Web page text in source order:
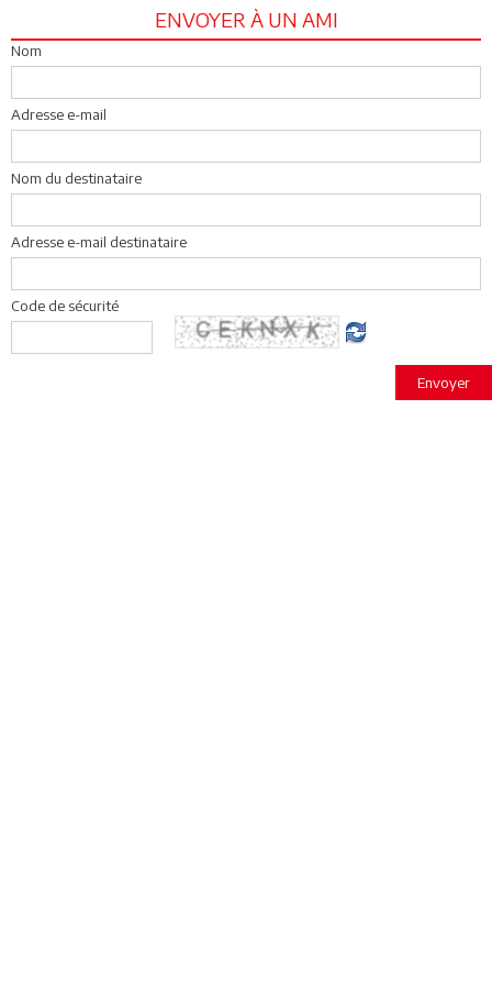
ENVOYER À UN AMI
Nom
Adresse e-mail
Nom du destinataire
Adresse e-mail destinataire
Code de sécurité
Envoyer